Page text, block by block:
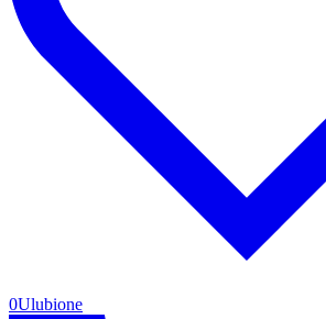
0Ulubione